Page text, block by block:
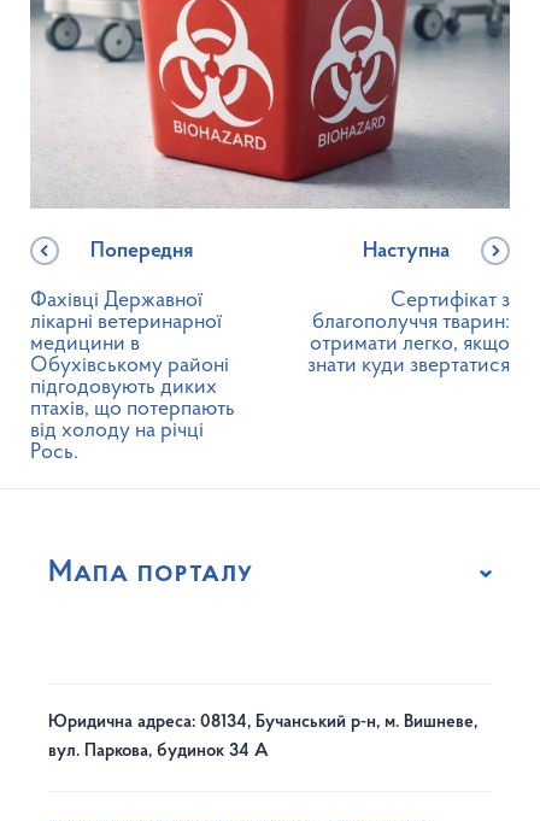
Попередня
Фахівці Державної
лікарні ветеринарної
медицини в
Обухівському районі
підгодовують диких
птахів, що потерпають
від холоду на річці
Рось.
Наступна
Сертифікат з
благополуччя тварин:
отримати легко, якщо
знати куди звертатися
Мапа порталу
Юридична адреса: 08134, Бучанський р-н, м. Вишневе,
вул. Паркова, будинок 34 А